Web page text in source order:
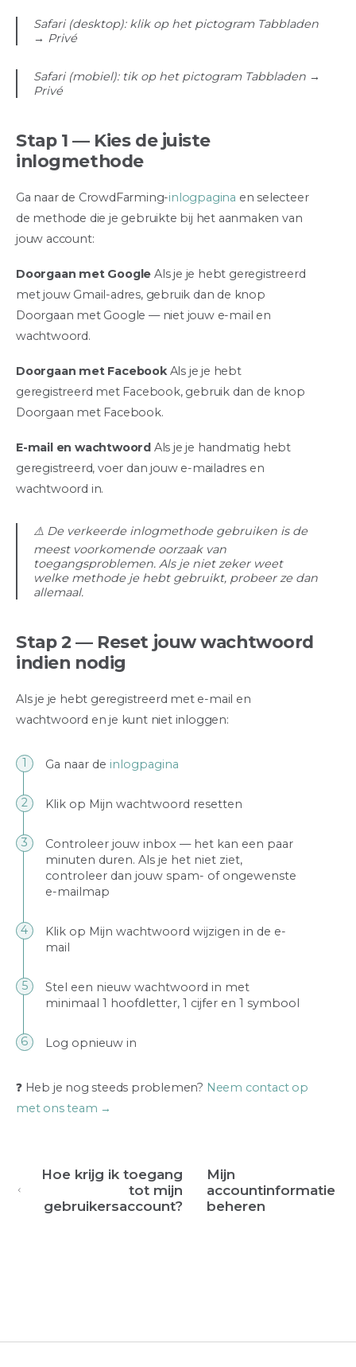
Safari (desktop): klik op het pictogram Tabbladen
→ Privé
Safari (mobiel): tik op het pictogram Tabbladen →
Privé
Stap 1 — Kies de juiste
inlogmethode
Ga naar de CrowdFarming-inlogpagina en selecteer
de methode die je gebruikte bij het aanmaken van
jouw account:
Doorgaan met Google Als je je hebt geregistreerd
met jouw Gmail-adres, gebruik dan de knop
Doorgaan met Google — niet jouw e-mail en
wachtwoord.
Doorgaan met FacebookAls je je hebt
geregistreerd met Facebook, gebruik dan de knop
Doorgaan met Facebook.
E-mail en wachtwoord Als je je handmatig hebt
geregistreerd, voer dan jouw e-mailadres en
wachtwoord in.
⚠️ De verkeerde inlogmethode gebruiken is de
meest voorkomende oorzaak van
toegangsproblemen. Als je niet zeker weet
welke methode je hebt gebruikt, probeer ze dan
allemaal.
Stap 2 — Reset jouw wachtwoord
indien nodig
Als je je hebt geregistreerd met e-mail en
wachtwoord en je kunt niet inloggen:
Ga naar de inlogpagina
Klik op Mijn wachtwoord resetten
Controleer jouw inbox — het kan een paar
minuten duren. Als je het niet ziet,
controleer dan jouw spam- of ongewenste
e-mailmap
Klik op Mijn wachtwoord wijzigen in de e-
mail
Stel een nieuw wachtwoord in met
minimaal 1 hoofdletter, 1 cijfer en 1 symbool
Log opnieuw in
❓ Heb je nog steeds problemen? Neem contact op
met ons team →
Hoe krijg ik toegang
tot mijn
gebruikersaccount?
Mijn
accountinformatie
beheren